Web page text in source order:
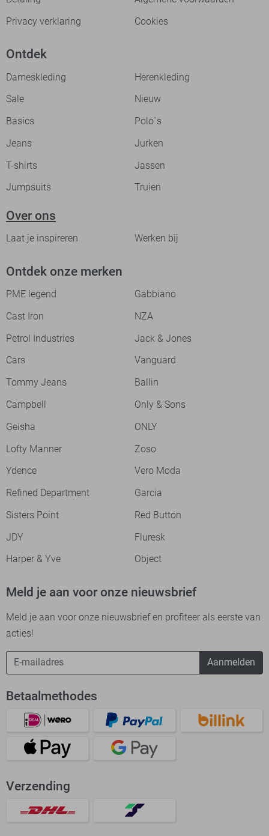
Privacy verklaring
Cookies
Ontdek
Dameskleding
Herenkleding
Sale
Nieuw
Basics
Polo`s
Jeans
Jurken
T-shirts
Jassen
Jumpsuits
Truien
Over ons
Laat je inspireren Werken bij
Ontdek onze merken
PME legend
Gabbiano
Cast Iron
NZA
Petrol Industries
Jack & Jones
Cars
Vanguard
Tommy Jeans
Ballin
Campbell
Only & Sons
Geisha
ONLY
Lofty Manner
Zoso
Ydence
Vero Moda
Refined Department
Garcia
Sisters Point
Red Button
JDY
Fluresk
Harper & Yve
Object
Meld je aan voor onze nieuwsbrief
Meld je aan voor onze nieuwsbrief en profiteer als eerste van
acties!
Aanmelden
Betaalmethodes
Verzending